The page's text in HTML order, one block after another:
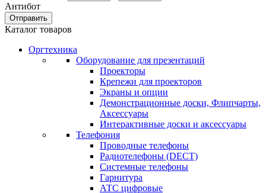
Антибот
Отправить
Каталог товаров
Оргтехника
Оборудование для презентаций
Проекторы
Крепежи для проекторов
Экраны и опции
Демонстрационные доски, Флипчарты,
Аксессуары
Интерактивные доски и аксессуары
Телефония
Проводные телефоны
Радиотелефоны (DECT)
Системные телефоны
Гарнитура
АТС цифровые